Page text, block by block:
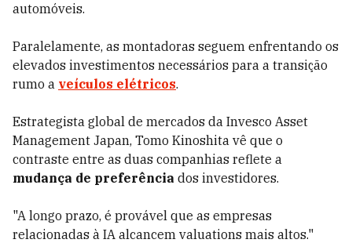
automóveis.
Paralelamente, as montadoras seguem enfrentando os
elevados investimentos necessários para a transição
rumo a veículos elétricos.
Estrategista global de mercados da Invesco Asset
Management Japan, Tomo Kinoshita vê que o
contraste entre as duas companhias reflete a
mudança de preferência dos investidores.
"A longo prazo, é provável que as empresas
relacionadas à IA alcancem valuations mais altos."